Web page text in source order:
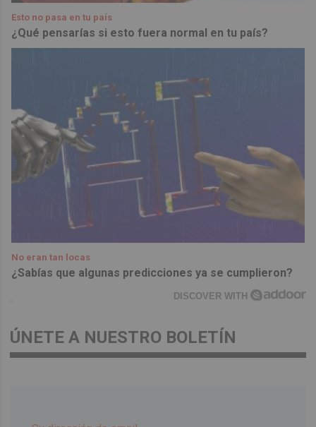
Esto no pasa en tu país
¿Qué pensarías si esto fuera normal en tu país?
No eran tan locas
¿Sabías que algunas predicciones ya se cumplieron?
DISCOVER WITH
ÚNETE A NUESTRO BOLETÍN